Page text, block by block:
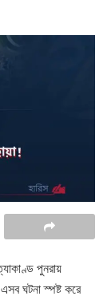
পুনরায়
ঘটনা স্পষ্ট করে